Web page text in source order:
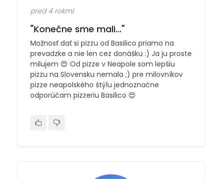
pred 4 rokmi
"Konečne sme mali..."
Možnosť dať si pizzu od Basilico priamo na
prevadzke a nie len cez donášku :) Ja ju proste
milujem 😍 Od pizze v Neapole som lepšiu
pizzu na Slovensku nemala ;) pre milovníkov
pizze neapolského štýlu jednoznačne
odporúčam pizzeriu Basilico 😍